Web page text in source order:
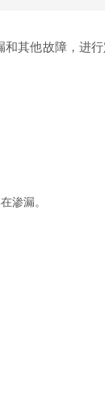
其他故障，进行
渗漏。